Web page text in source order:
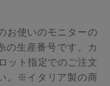
お使いのモニターの
の生産番号です。カ
ット指定でのご注文
。※イタリア製の商